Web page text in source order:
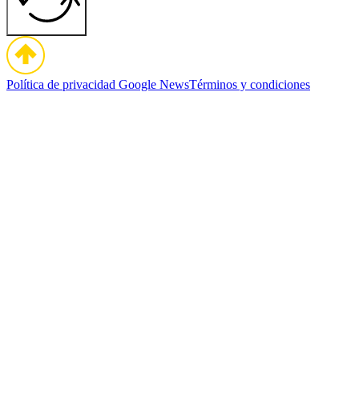
Política de privacidad Google NewsTérminos y condiciones